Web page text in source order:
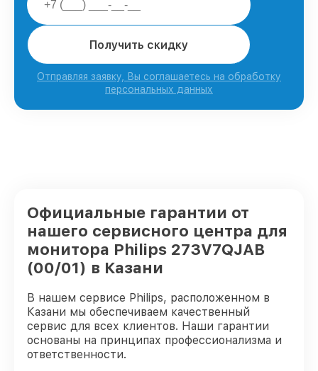
Получить скидку
Отправляя заявку, Вы соглашаетесь на обработку
персональных данных
Официальные гарантии от
нашего сервисного центра для
монитора Philips 273V7QJAB
(00/01) в Казани
В нашем сервисе Philips, расположенном в
Казани мы обеспечиваем качественный
сервис для всех клиентов. Наши гарантии
основаны на принципах профессионализма и
ответственности.